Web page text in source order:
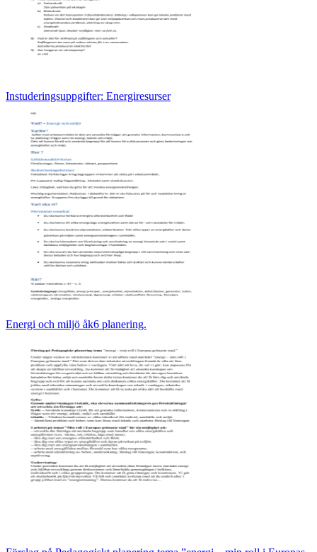
Instuderingsuppgifter: Energiresurser
Energi och miljö åk6 planering.